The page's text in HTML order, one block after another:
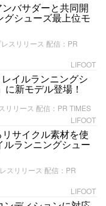
バサダーと共同開
シューズ最上位モ
スリリース 配信：PR
LIFOOT
イルランニングシ
新モデル登場！
リリース 配信：PR TIMES
LIFOOT
サイクル素材を使
ランニングシュー
スリリース 配信：PR
LIFOOT